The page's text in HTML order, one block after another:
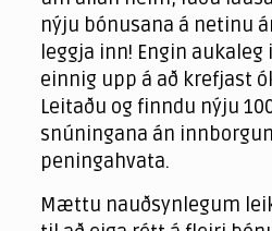
nýju bónusana á netinu
leggja inn! Engin
einnig upp á að krefjast
Leitaðu og finndu nýju
snúningana án
peningahvata.
Mættu nauðsynlegum